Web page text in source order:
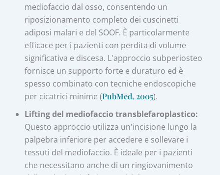
mediofaccio dal osso, consentendo un
riposizionamento completo dei cuscinetti
adiposi malari e del SOOF. È particolarmente
efficace per i pazienti con perdita di volume
significativa e discesa. L'approccio subperiosteo
fornisce un supporto forte e duraturo ed è
spesso combinato con tecniche endoscopiche
per cicatrici minime (PubMed, 2005).
Lifting del mediofaccio transblefaroplastico:
Questo approccio utilizza un'incisione lungo la
palpebra inferiore per accedere e sollevare i
tessuti del mediofaccio. È ideale per i pazienti
che necessitano anche di un ringiovanimento